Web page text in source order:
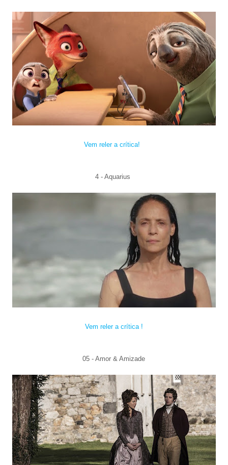
Vem reler a crítica!
4 - Aquarius
Vem reler a crítica !
05 -Amor& Amizade